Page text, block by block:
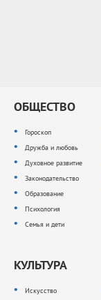
ОБЩЕСТВО
Гороскоп
Дружба и любовь
Духовное развитие
Законодательство
Образование
Психология
Семья и дети
КУЛЬТУРА
Искусство